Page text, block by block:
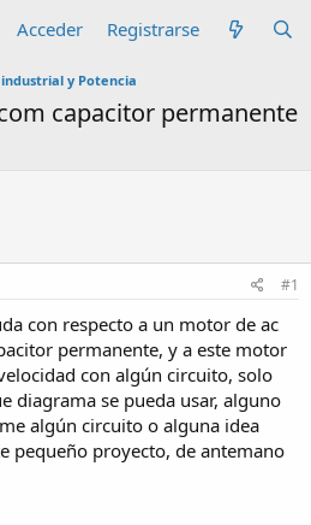
Acceder Registrarse
y Potencia
capacitor permanente
#1
con respecto a un motor de ac
permanente, y a este motor
con algún circuito, solo
diagrama se pueda usar, alguno
algún circuito o alguna idea
pequeño proyecto, de antemano